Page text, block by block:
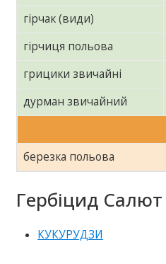
гірчак (види)
гірчиця польова
грицики звичайні
дурман звичайний
березка польова
Гербіцид Салют
КУКУРУДЗИ